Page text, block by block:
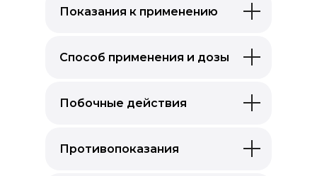
Показания к применению
Способ применения и дозы
Побочные действия
Противопоказания